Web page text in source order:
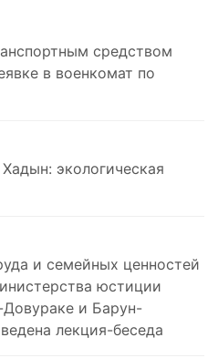
средством
в военкомат по
экологическая
и семейных ценностей
юстиции
Довураке и Барун-
лекция-беседа